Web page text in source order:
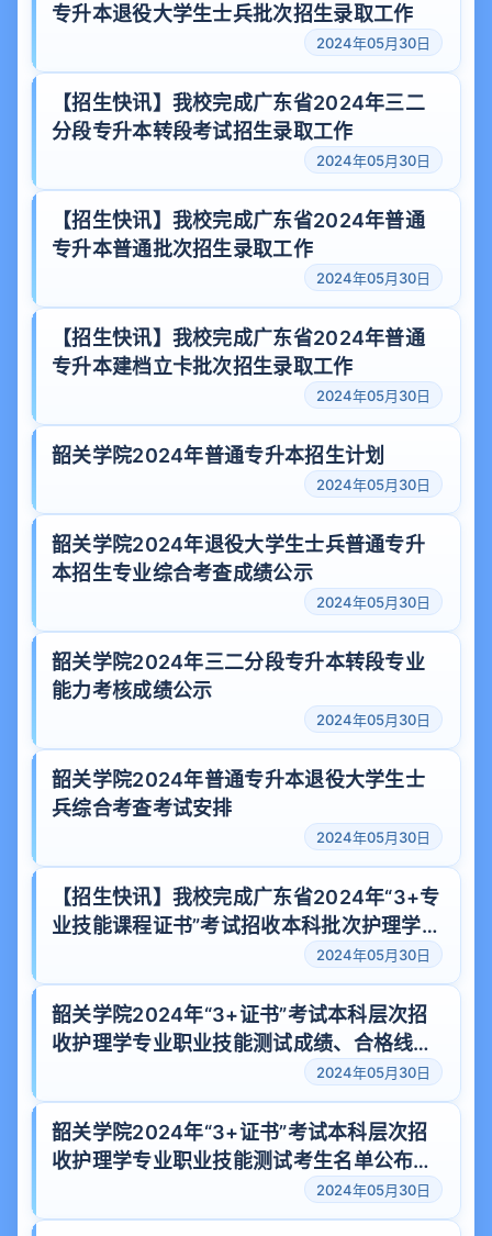
专升本退役大学生士兵批次招生录取工作
2024年05月30日
【招生快讯】我校完成广东省2024年三二
分段专升本转段考试招生录取工作
2024年05月30日
【招生快讯】我校完成广东省2024年普通
专升本普通批次招生录取工作
2024年05月30日
【招生快讯】我校完成广东省2024年普通
专升本建档立卡批次招生录取工作
2024年05月30日
韶关学院2024年普通专升本招生计划
2024年05月30日
韶关学院2024年退役大学生士兵普通专升
本招生专业综合考查成绩公示
2024年05月30日
韶关学院2024年三二分段专升本转段专业
能力考核成绩公示
2024年05月30日
韶关学院2024年普通专升本退役大学生士
兵综合考查考试安排
2024年05月30日
【招生快讯】我校完成广东省2024年“3+专
业技能课程证书”考试招收本科批次护理学专
2024年05月30日
韶关学院2024年“3+证书”考试本科层次招
收护理学专业职业技能测试成绩、合格线公
2024年05月30日
韶关学院2024年“3+证书”考试本科层次招
收护理学专业职业技能测试考生名单公布及
2024年05月30日